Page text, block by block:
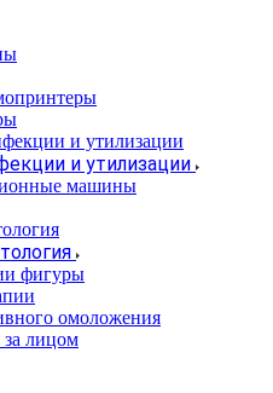
и утилизации
машины
фигуры
омоложения
лицом